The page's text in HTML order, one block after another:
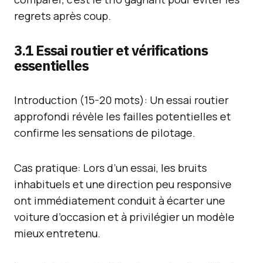
regrets après coup.
3.1 Essai routier et vérifications
essentielles
Introduction (15-20 mots): Un essai routier
approfondi révèle les failles potentielles et
confirme les sensations de pilotage.
Cas pratique: Lors d’un essai, les bruits
inhabituels et une direction peu responsive
ont immédiatement conduit à écarter une
voiture d’occasion et à privilégier un modèle
mieux entretenu.